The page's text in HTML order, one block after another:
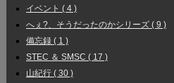
イベント ( 4 )
へぇ?、そうだったのかシリーズ ( 9 )
備忘録 ( 1 )
STEC ＆ SMSC ( 17 )
山紀行 ( 30 )